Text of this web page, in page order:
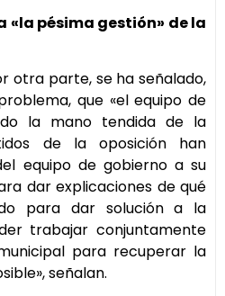
«la pésima gestión» de la
otra parte, se ha señalado,
que «el equipo de
la mano tendida de la
de la oposición han
equipo de gobierno a su
dar explicaciones de qué
para dar solución a la
trabajar conjuntamente
para recuperar la
señalan.